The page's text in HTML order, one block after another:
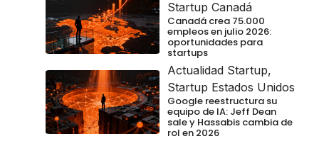
Startup Canadá
Canadá crea 75.000
empleos en julio 2026:
oportunidades para
startups
Actualidad Startup,
Startup Estados Unidos
Google reestructura su
equipo de IA: Jeff Dean
sale y Hassabis cambia de
rol en 2026